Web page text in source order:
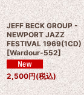
JEFF BECK GROUP -
NEWPORT JAZZ
FESTIVAL 1969(1CD)
[Wardour-552]
2,500円(税込)